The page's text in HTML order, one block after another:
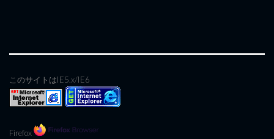
このサイトはIE5.x/IE6
Firefox